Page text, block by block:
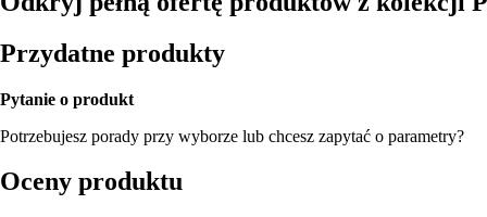
Przydatne produkty
Pytanie o produkt
Potrzebujesz porady przy wyborze lub chcesz zapytać o parametry?
Oceny produktu